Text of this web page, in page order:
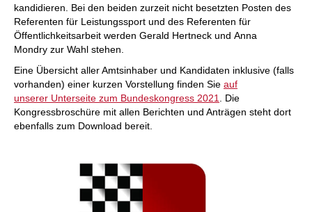
kandidieren. Bei den beiden zurzeit nicht besetzten Posten des
Referenten für Leistungssport und des Referenten für
Öffentlichkeitsarbeit werden Gerald Hertneck und Anna
Mondry zur Wahl stehen.
Eine Übersicht aller Amtsinhaber und Kandidaten inklusive (falls
vorhanden) einer kurzen Vorstellung finden Sie auf
unserer Unterseite zum Bundeskongress 2021
. Die
Kongressbroschüre mit allen Berichten und Anträgen steht dort
ebenfalls zum Download bereit.